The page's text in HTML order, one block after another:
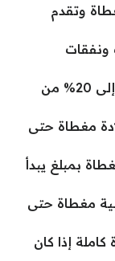
وتقدم
ونفقات
يتحمل العميل نسبة تتراوح بين 0 إلى 20% من
مغطاة حتى
بمبلغ يبدأ
مغطاة حتى
إذا كان